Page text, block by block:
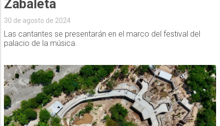
Zabaleta
30 de agosto de 2024
Las cantantes se presentarán en el marco del festival del
palacio de la música.